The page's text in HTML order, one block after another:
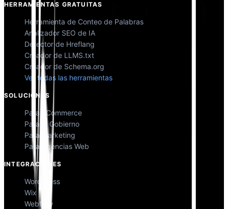
HERRAMIENTAS GRATUITAS
Herramienta de Conteo de Palabras
Analizador SEO de IA
Detector de Hreflang
Creador de LLMS.txt
Creador de Schema.org
Ver todas las herramientas
SOLUCIONES
Para eCommerce
Para el Gobierno
Para Marketing
Para Agencias Web
INTEGRACIONES
WordPress
Wix
Webflow